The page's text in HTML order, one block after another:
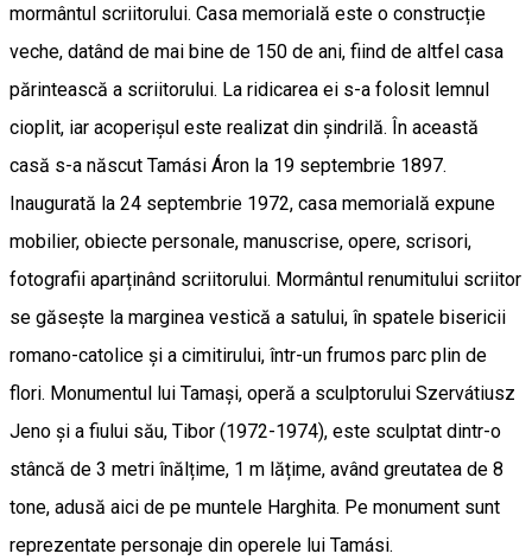
mormântul scriitorului. Casa memorială este o construcție
veche, datând de mai bine de 150 de ani, fiind de altfel casa
părintească a scriitorului. La ridicarea ei s-a folosit lemnul
cioplit, iar acoperișul este realizat din șindrilă. În această
casă s-a născut Tamási Áron la 19 septembrie 1897.
Inaugurată la 24 septembrie 1972, casa memorială expune
mobilier, obiecte personale, manuscrise, opere, scrisori,
fotografii aparținând scriitorului. Mormântul renumitului scriitor
se găsește la marginea vestică a satului, în spatele bisericii
romano-catolice și a cimitirului, într-un frumos parc plin de
flori. Monumentul lui Tamași, operă a sculptorului Szervátiusz
Jeno și a fiului său, Tibor (1972-1974), este sculptat dintr-o
stâncă de 3 metri înălțime, 1 m lățime, având greutatea de 8
tone, adusă aici de pe muntele Harghita. Pe monument sunt
reprezentate personaje din operele lui Tamási.